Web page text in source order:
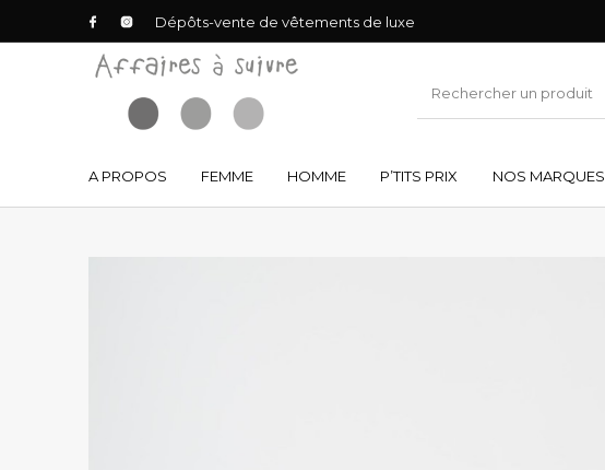
Dépôts-vente de vêtements de luxe
A PROPOS FEMME HOMME P’TITS PRIX NOS MARQUES